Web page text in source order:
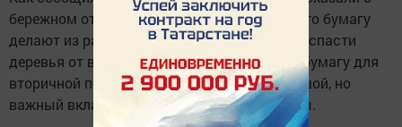
бережном отношении к лесу. Дети узнали, что бумагу
делают из разных пород деревьев, и чтобы спасти
деревья от вырубки необходимо собирать бумагу для
вторичной переработки - это пусть не большой, но
важный вклад в сохранение живой природы.